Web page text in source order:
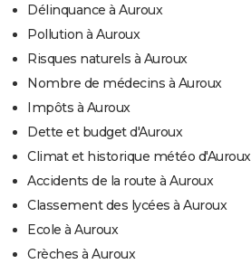
Délinquance à Auroux
Pollution à Auroux
Risques naturels à Auroux
Nombre de médecins à Auroux
Impôts à Auroux
Dette et budget d'Auroux
Climat et historique météo d'Auroux
Accidents de la route à Auroux
Classement des lycées à Auroux
Ecole à Auroux
Crèches à Auroux